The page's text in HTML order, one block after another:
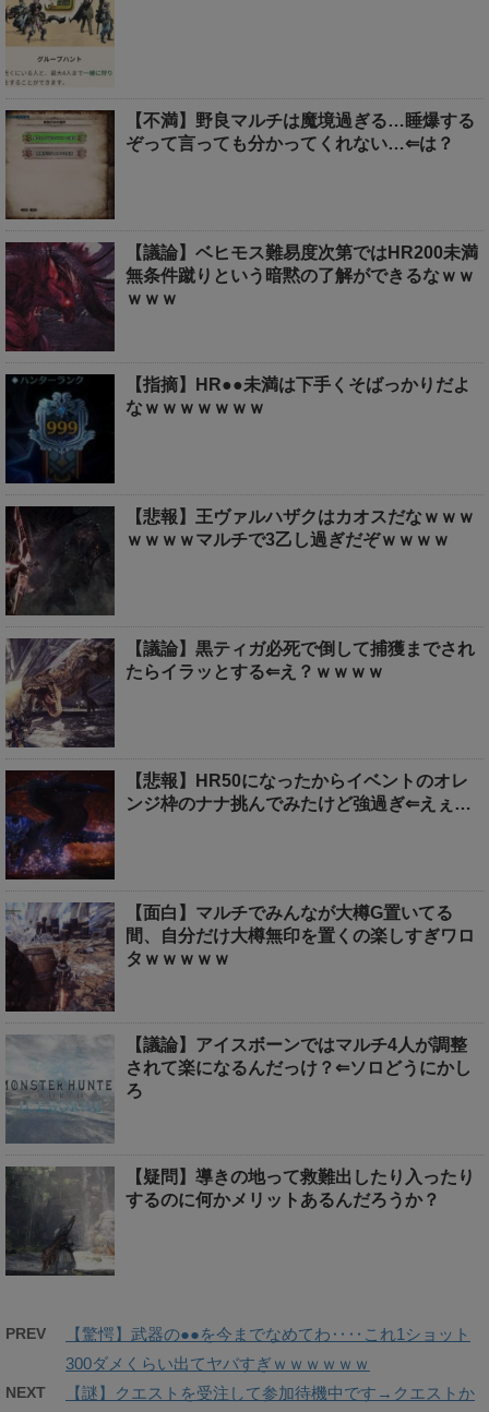
【不満】野良マルチは魔境過ぎる…睡爆する
ぞって言っても分かってくれない…⇐は？
【議論】ベヒモス難易度次第ではHR200未満
無条件蹴りという暗黙の了解ができるなｗｗ
ｗｗｗ
【指摘】HR●●未満は下手くそばっかりだよ
なｗｗｗｗｗｗｗ
【悲報】王ヴァルハザクはカオスだなｗｗｗ
ｗｗｗｗマルチで3乙し過ぎだぞｗｗｗｗ
【議論】黒ティガ必死で倒して捕獲までされ
たらイラッとする⇐え？ｗｗｗｗ
【悲報】HR50になったからイベントのオレ
ンジ枠のナナ挑んでみたけど強過ぎ⇐えぇ…
【面白】マルチでみんなが大樽G置いてる
間、自分だけ大樽無印を置くの楽しすぎワロ
タｗｗｗｗｗ
【議論】アイスボーンではマルチ4人が調整
されて楽になるんだっけ？⇐ソロどうにかし
ろ
【疑問】導きの地って救難出したり入ったり
するのに何かメリットあるんだろうか？
PREV
【驚愕】武器の●●を今までなめてわ‥‥これ1ショット
300ダメくらい出てヤバすぎｗｗｗｗｗｗ
NEXT
【謎】クエストを受注して参加待機中です→クエストか